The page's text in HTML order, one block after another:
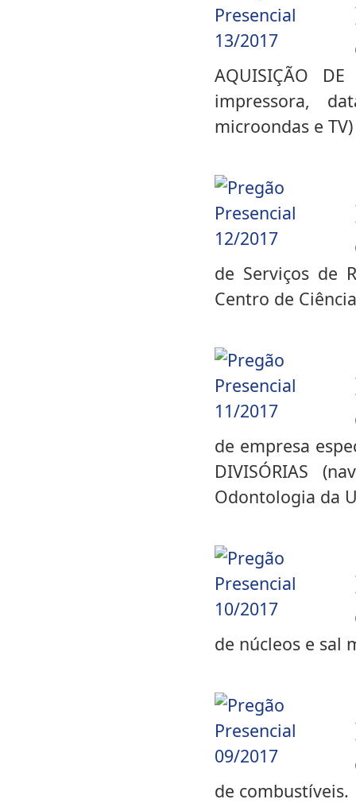
AQUISIÇÃO DE
impressora,
microondas e
de Serviços de
Centro de
de empresa
DIVISÓRIAS
Odontologia da
de núcleos e sal
de combustíveis.